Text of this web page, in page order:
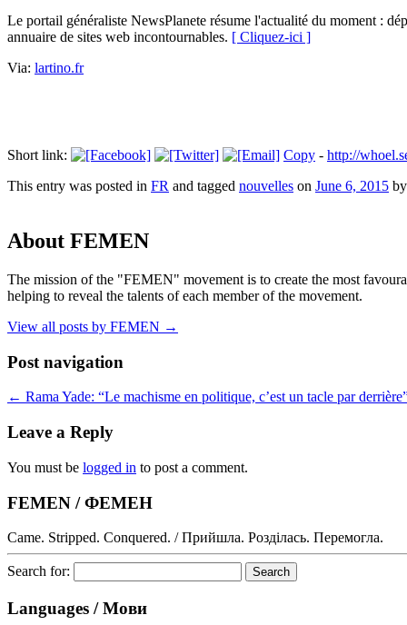
Le portail généraliste NewsPlanete résume l'actualité du moment :
annuaire de sites web incontournables. [ Cliquez-ici ]
Via: lartino.fr
Short link: Copy - http://
This entry was posted in FR and tagged nouvelles on June 6, 2015
About FEMEN
The mission of the "FEMEN" movement is to create the most
helping to reveal the talents of each member of the movement.
View all posts by FEMEN →
Post navigation
← Rama Yade: “Le machisme en politique, c’est un tacle par
Leave a Reply
You must be logged in to post a comment.
FEMEN / ФЕМЕН
Came. Stripped. Conquered. / Прийшла. Розділась. Перемогла.
Search for:
Languages / Мови